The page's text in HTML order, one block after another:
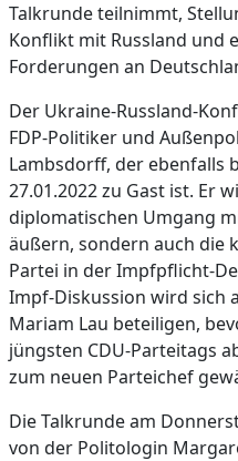
Talkrunde teilnimmt,
Konflikt mit Russland und
Forderungen an
Der Ukraine-Russland-
FDP-Politiker und
Lambsdorff, der ebenfalls
27.01.2022 zu Gast ist. Er
diplomatischen Umgang
äußern, sondern auch die
Partei in der Impfpflicht-
Impf-Diskussion wird sich
Mariam Lau beteiligen,
jüngsten CDU-Parteitags
zum neuen Parteichef
Die Talkrunde am
von der Politologin